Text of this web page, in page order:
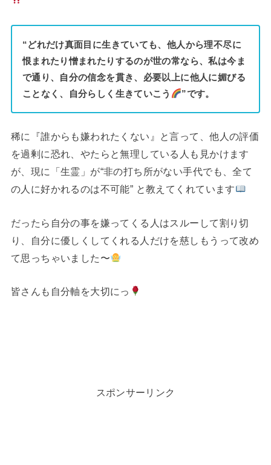
“どれだけ真面目に生きていても、他人から理不尽に
恨まれたり憎まれたりするのが世の常なら、私は今ま
で通り、自分の信念を貫き、必要以上に他人に媚びる
ことなく、自分らしく生きていこう
”です。
稀に『誰からも嫌われたくない』と言って、他人の評価
を過剰に恐れ、やたらと無理している人も見かけます
が、現に「生霊」が“非の打ち所がない手代でも、全て
の人に好かれるのは不可能” と教えてくれています
だったら自分の事を嫌ってくる人はスルーして割り切
り、自分に優しくしてくれる人だけを慈しもうって改め
て思っちゃいました〜
皆さんも自分軸を大切にっ
スポンサーリンク